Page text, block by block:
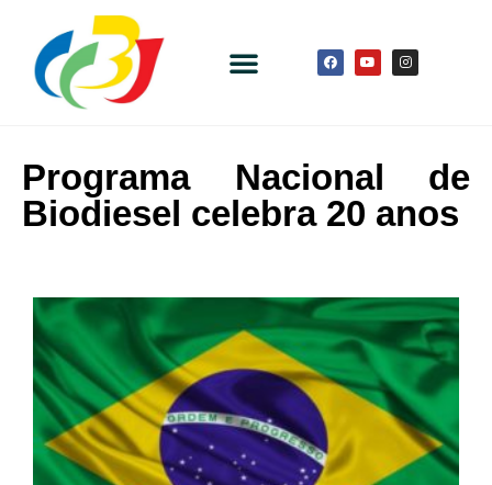
Programa Nacional de
Biodiesel celebra 20 anos